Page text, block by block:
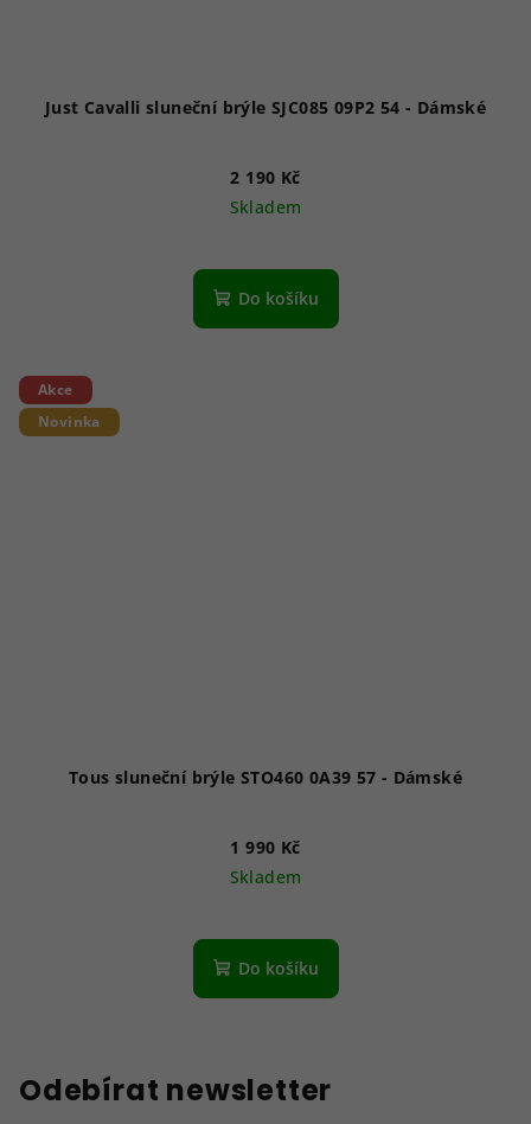
Just Cavalli sluneční brýle SJC085 09P2 54 - Dámské
2 190 Kč
Skladem
Do košíku
Akce
Novinka
Tous sluneční brýle STO460 0A39 57 - Dámské
1 990 Kč
Skladem
Do košíku
Odebírat newsletter